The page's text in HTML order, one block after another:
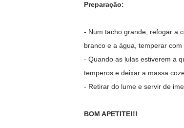
Preparação:
- Num tacho grande, refogar a
branco e a água, temperar
- Quando as lulas estiverem a
temperos e deixar a massa
- Retirar do lume e servir de
BOM APETITE!!!